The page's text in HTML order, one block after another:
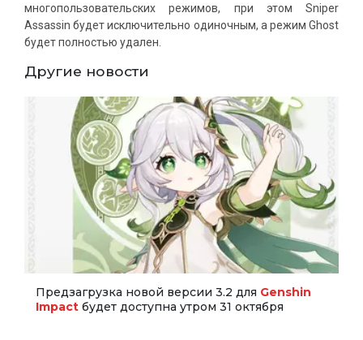
многопользовательских режимов, при этом Sniper
Assassin будет исключительно одиночным, а режим Ghost
будет полностью удален.
Другие новости
Предзагрузка новой версии 3.2 для Genshin
Impact будет доступна утром 31 октября